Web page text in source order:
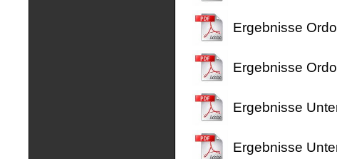
Ergebnisse
Ergebnisse
Ergebnisse
Ergebnisse